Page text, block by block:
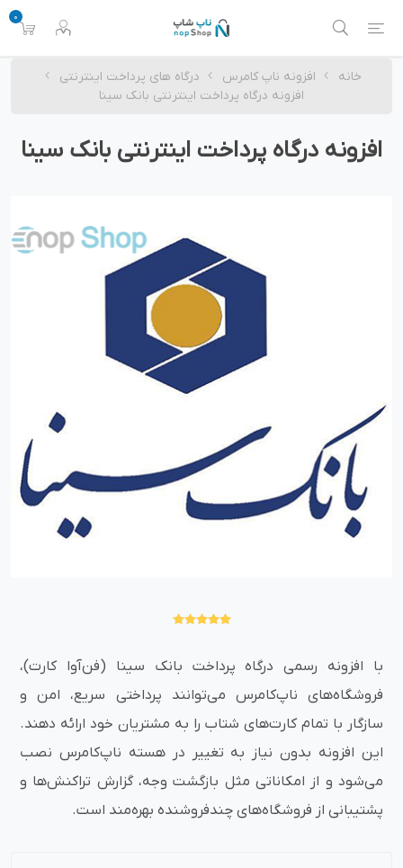
0
خانه افزونه ناپ کامرس
درگاه های پرداخت اینترنتی
افزونه درگاه پرداخت اینترنتی بانک سینا
افزونه درگاه پرداخت اینترنتی بانک سینا
با افزونه رسمی درگاه پرداخت بانک سینا (فن‌آوا کارت)،
فروشگاه‌های ناپ‌کامرس می‌توانند پرداختی سریع، امن و
سازگار با تمام کارت‌های شتاب را به مشتریان خود ارائه دهند.
این افزونه بدون نیاز به تغییر در هسته ناپ‌کامرس نصب
می‌شود و از امکاناتی مثل بازگشت وجه، گزارش تراکنش‌ها و
پشتیبانی از فروشگاه‌های چندفروشنده بهره‌مند است.